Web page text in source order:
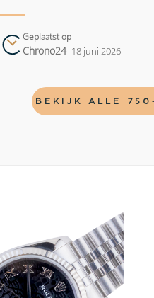
Geplaatst op
Chrono24 18 juni 2026
BEKIJK ALLE
Add to
wishlist